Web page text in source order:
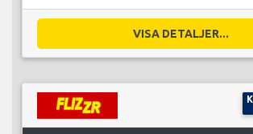
VISA DETALJER...